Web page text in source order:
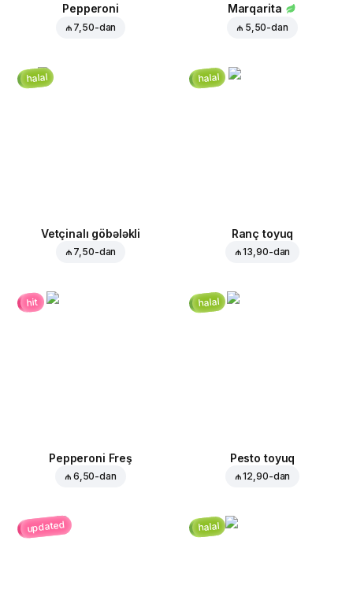
Pepperoni
₼ 7,50-dan
Marqarita
₼ 5,50-dan
halal
Vetçinalı göbələkli
₼ 7,50-dan
halal
Ranç toyuq
₼ 13,90-dan
hit
Pepperoni Freş
₼ 6,50-dan
halal
Pesto toyuq
₼ 12,90-dan
updated halal